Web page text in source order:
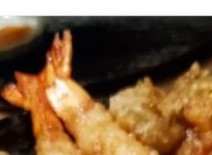
ホテル滞在記
舞台・ライブ